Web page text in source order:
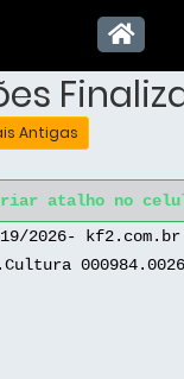
Antigas
atalho no
2026-